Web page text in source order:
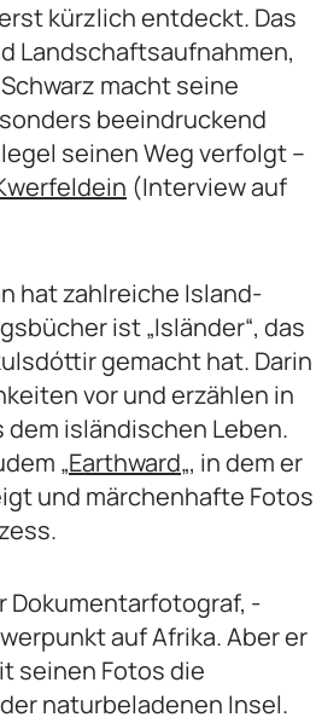
kürzlich entdeckt. Das
Landschaftsaufnahmen,
macht seine
beeindruckend
seinen Weg verfolgt –
(Interview auf
hat zahlreiche Island-
ist „Isländer“, das
gemacht hat. Darin
vor und erzählen in
isländischen Leben.
„Earthward„, in dem er
und märchenhafte Fotos
Dokumentarfotograf, -
auf Afrika. Aber er
seinen Fotos die
naturbeladenen Insel.